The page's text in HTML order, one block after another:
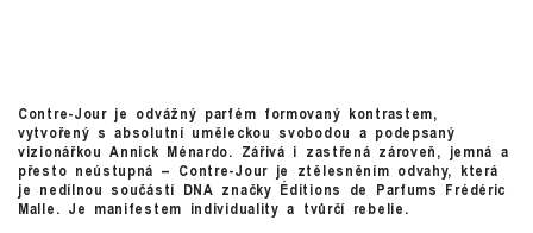
Contre-Jour je odvážný parfém formovaný kontrastem,
vytvořený s absolutní uměleckou svobodou a podepsaný
vizionářkou Annick Ménardo. Zářivá i zastřená zároveň, jemná a
přesto neústupná – Contre-Jour je ztělesněním odvahy, která
je nedílnou součástí DNA značky Éditions de Parfums Frédéric
Malle. Je manifestem individuality a tvůrčí rebelie.